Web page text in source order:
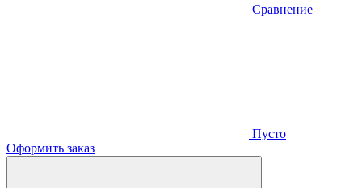
Сравнение
Пусто
Оформить заказ